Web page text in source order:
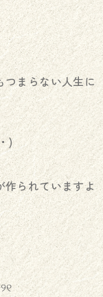
つまらない人生に
)
作られていますよ